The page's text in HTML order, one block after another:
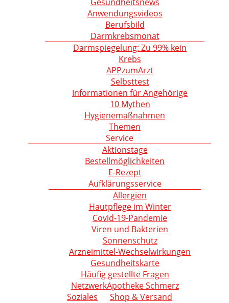
Anwendungsvideos
Berufsbild
Darmkrebsmonat
Darmspiegelung: Zu 99% kein
Krebs
APPzumArzt
Selbsttest
Informationen für Angehörige
10 Mythen
Hygienemaßnahmen
Themen
Service
Aktionstage
Bestellmöglichkeiten
E-Rezept
Aufklärungsservice
Allergien
Hautpflege im Winter
Covid-19-Pandemie
Viren und Bakterien
Sonnenschutz
Arzneimittel-Wechselwirkungen
Gesundheitskarte
Häufig gestellte Fragen
NetzwerkApotheke Schmerz
Soziales
Shop & Versand